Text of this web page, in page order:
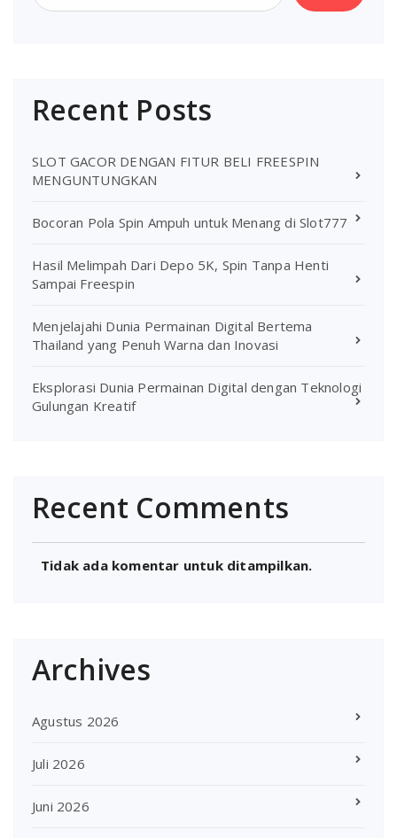
Recent Posts
SLOT GACOR DENGAN FITUR BELI FREESPIN
MENGUNTUNGKAN
Bocoran Pola Spin Ampuh untuk Menang di Slot777
Hasil Melimpah Dari Depo 5K, Spin Tanpa Henti
Sampai Freespin
Menjelajahi Dunia Permainan Digital Bertema
Thailand yang Penuh Warna dan Inovasi
Eksplorasi Dunia Permainan Digital dengan Teknologi
Gulungan Kreatif
Recent Comments
Tidak ada komentar untuk ditampilkan.
Archives
Agustus 2026
Juli 2026
Juni 2026